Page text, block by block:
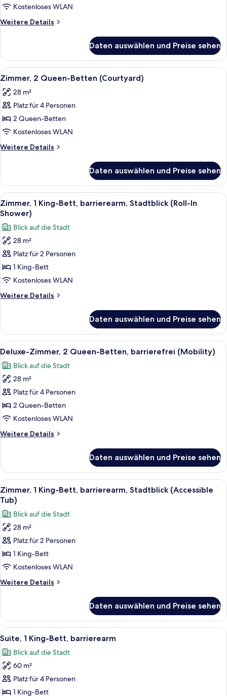
Queen-
Bett
(Courtyard)
Kostenloses WLAN
Weitere Details
Weitere
1
Queen-
Bett
Daten auswählen und Preise sehen
Alle
Fotos
für
Zimmer,
2 Queen-
Betten
(Courtyard)
anzeigen
Ein Hotelzimmer mit
6
Zimmer, 2 Queen-Betten (Courtyard)
28 m²
Platz für 4 Personen
2 Queen-Betten
Kostenloses WLAN
Weitere Details
Weitere
2 Queen-
Betten
(Courtyard)
Daten auswählen und Preise sehen
Alle
Fotos
für
Zimmer,
1 King-
Bett,
barrierearm,
Stadtblick
(Roll-
In
anzeigen
Ein Schlafzimmer mit
10
Zimmer, 1 King-Bett, barrierearm, Stadtblick (Roll-In
Shower)
Blick auf die Stadt
28 m²
Platz für 2 Personen
1 King-Bett
Kostenloses WLAN
Weitere Details
Weitere
1 King-
Bett,
barrierearm,
(Roll-
In
Daten auswählen und Preise sehen
Alle
Fotos
für
Deluxe-
Zimmer,
2 Queen-
Betten,
(Mobility)
Ein Hotelzimmer mit Bett,
9
Deluxe-Zimmer, 2 Queen-Betten, barrierefrei (Mobility)
Blick auf die Stadt
28 m²
Platz für 4 Personen
2 Queen-Betten
Kostenloses WLAN
Weitere Details
Weitere
Zimmer,
2 Queen-
Betten,
barrierefrei
(Mobility)
Daten auswählen und Preise sehen
Alle
Fotos
für
Zimmer,
1 King-
Bett,
barrierearm,
Stadtblick
(Accessible
Tub)
Ein Schlafzimmer mit
9
Zimmer, 1 King-Bett, barrierearm, Stadtblick (Accessible
Tub)
Blick auf die Stadt
28 m²
Platz für 2 Personen
1 King-Bett
Kostenloses WLAN
Weitere Details
Weitere
1 King-
Bett,
barrierearm,
(Accessible
Tub)
Daten auswählen und Preise sehen
Alle
Fotos
für
Suite,
1 King-
Bett,
Ein Hotelzimmer mit einem großen
10
Suite, 1 King-Bett, barrierearm
Blick auf die Stadt
60 m²
Platz für 4 Personen
1 King-Bett